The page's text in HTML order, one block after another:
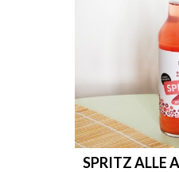
SPRITZ ALLE